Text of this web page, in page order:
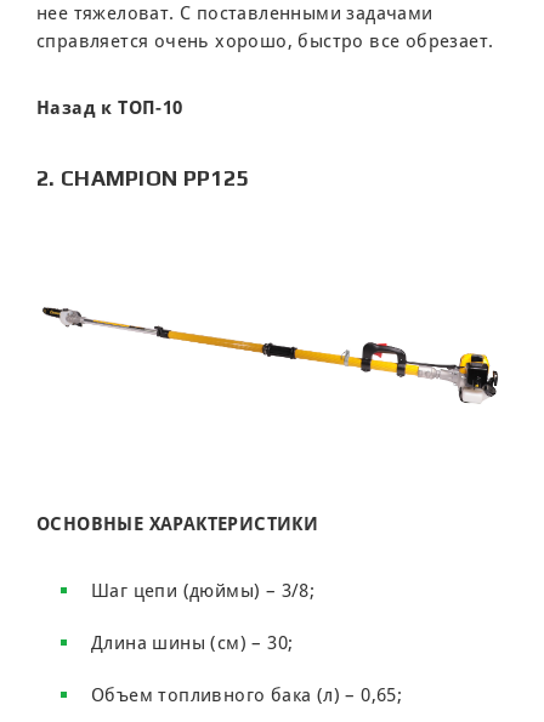
нее тяжеловат. С поставленными задачами
справляется очень хорошо, быстро все обрезает.
Назад к ТОП-10
2. CHAMPION PP125
ОСНОВНЫЕ ХАРАКТЕРИСТИКИ
Шаг цепи (дюймы) – 3/8;
Длина шины (см) – 30;
Объем топливного бака (л) – 0,65;